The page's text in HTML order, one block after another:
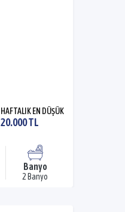
HAFTALIK EN DÜŞÜK
20.000 TL
Banyo
2 Banyo